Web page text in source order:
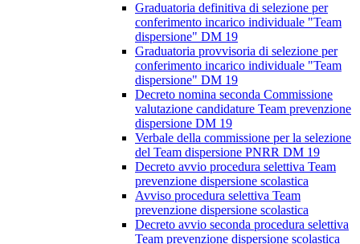
Graduatoria definitiva di selezione per
conferimento incarico individuale "Team
dispersione" DM 19
Graduatoria provvisoria di selezione per
conferimento incarico individuale "Team
dispersione" DM 19
Decreto nomina seconda Commissione
valutazione candidature Team prevenzione
dispersione DM 19
Verbale della commissione per la selezione
del Team dispersione PNRR DM 19
Decreto avvio procedura selettiva Team
prevenzione dispersione scolastica
Avviso procedura selettiva Team
prevenzione dispersione scolastica
Decreto avvio seconda procedura selettiva
Team prevenzione dispersione scolastica